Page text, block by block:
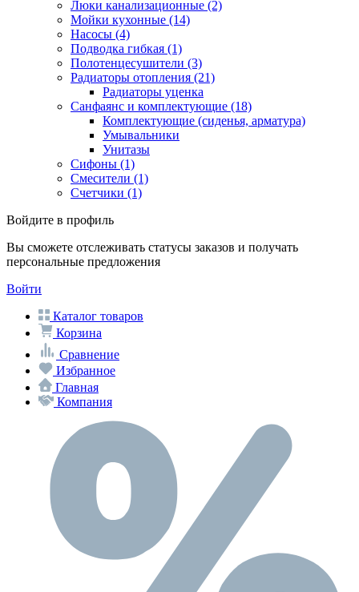
Люки канализационные (2)
Мойки кухонные (14)
Насосы (4)
Подводка гибкая (1)
Полотенцесушители (3)
Радиаторы отопления (21)
Радиаторы уценка
Санфаянс и комплектующие (18)
Комплектующие (сиденья, арматура)
Умывальники
Унитазы
Сифоны (1)
Смесители (1)
Счетчики (1)
Войдите в профиль
Вы сможете отслеживать статусы заказов и получать
персональные предложения
Войти
Каталог товаров
Корзина
Сравнение
Избранное
Главная
Компания